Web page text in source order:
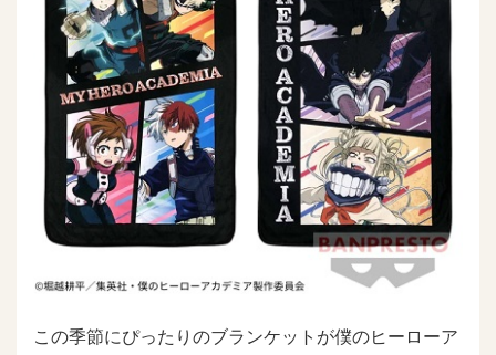
この季節にぴったりのブランケットが僕のヒーローア